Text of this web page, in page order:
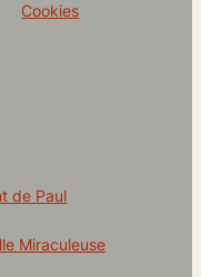
Cookies
de Paul
Miraculeuse